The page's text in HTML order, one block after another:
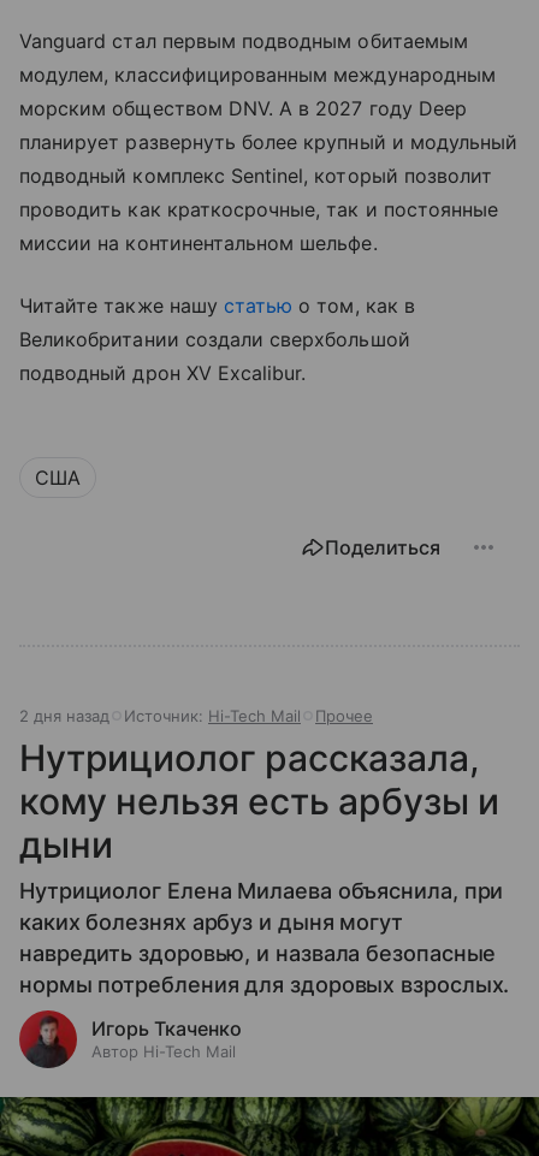
Vanguard стал первым подводным обитаемым
модулем, классифицированным международным
морским обществом DNV. А в 2027 году Deep
планирует развернуть более крупный и модульный
подводный комплекс Sentinel, который позволит
проводить как краткосрочные, так и постоянные
миссии на континентальном шельфе.
Читайте также нашу статью о том, как в
Великобритании создали сверхбольшой
подводный дрон XV Excalibur.
США
Поделиться
2 дня назад Источник: Hi-Tech Mail Прочее
Нутрициолог рассказала,
кому нельзя есть арбузы и
дыни
Нутрициолог Елена Милаева объяснила, при
каких болезнях арбуз и дыня могут
навредить здоровью, и назвала безопасные
нормы потребления для здоровых взрослых.
Игорь Ткаченко
Автор Hi-Tech Mail